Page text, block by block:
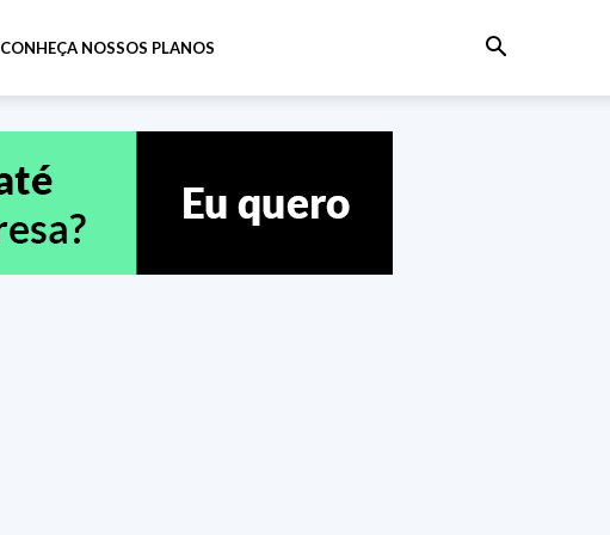
CONHEÇA NOSSOS PLANOS